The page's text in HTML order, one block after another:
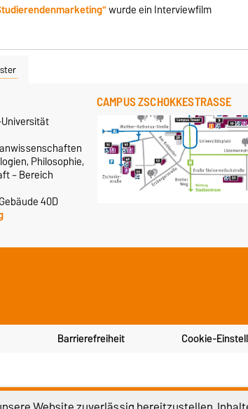
wurde ein Interviewfilm
Philosophie,
– Bereich
40D
CAMPUS ZSCHOKKESTRASSE
Barrierefreiheit Cookie-